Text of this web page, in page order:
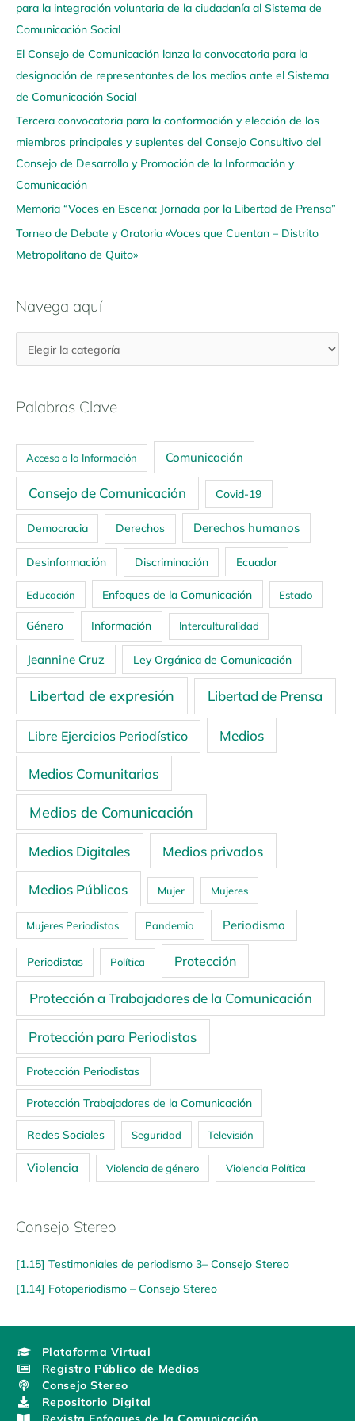
para la integración voluntaria de la ciudadanía al Sistema de
Comunicación Social
El Consejo de Comunicación lanza la convocatoria para la
designación de representantes de los medios ante el Sistema
de Comunicación Social
Tercera convocatoria para la conformación y elección de los
miembros principales y suplentes del Consejo Consultivo del
Consejo de Desarrollo y Promoción de la Información y
Comunicación
Memoria “Voces en Escena: Jornada por la Libertad de Prensa”
Torneo de Debate y Oratoria «Voces que Cuentan – Distrito
Metropolitano de Quito»
Navega aquí
e
g
a
a
q
u
í
Palabras Clave
Acceso a la Información Comunicación
Consejo de Comunicación Covid-19
Democracia Derechos Derechos humanos
Desinformación Discriminación Ecuador
Educación Enfoques de la Comunicación Estado
Género Información Interculturalidad
Jeannine Cruz Ley Orgánica de Comunicación
Libertad de expresión Libertad de Prensa
Libre Ejercicios Periodístico Medios
Medios Comunitarios
Medios de Comunicación
Medios Digitales Medios privados
Medios Públicos Mujer Mujeres
Mujeres Periodistas Pandemia Periodismo
Periodistas Política Protección
Protección a Trabajadores de la Comunicación
Protección para Periodistas
Protección Periodistas
Protección Trabajadores de la Comunicación
Redes Sociales Seguridad Televisión
Violencia Violencia de género Violencia Política
Consejo Stereo
[1.15] Testimoniales de periodismo 3– Consejo Stereo
[1.14] Fotoperiodismo – Consejo Stereo
Plataforma Virtual
Registro Público de Medios
Consejo Stereo
Repositorio Digital
Revista Enfoques de la Comunicación